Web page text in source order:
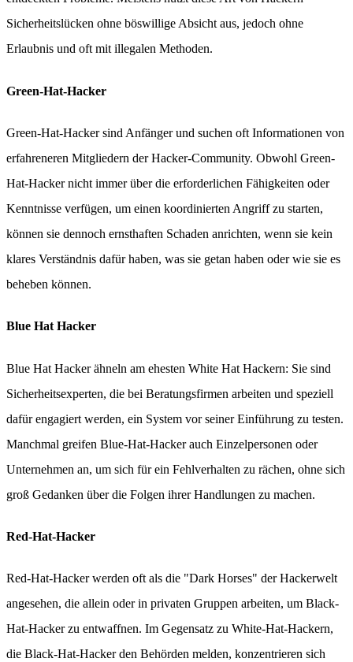
Sicherheitslücken ohne böswillige Absicht aus, jedoch ohne
Erlaubnis und oft mit illegalen Methoden.
Green-Hat-Hacker
Green-Hat-Hacker sind Anfänger und suchen oft Informationen von
erfahreneren Mitgliedern der Hacker-Community. Obwohl Green-
Hat-Hacker nicht immer über die erforderlichen Fähigkeiten oder
Kenntnisse verfügen, um einen koordinierten Angriff zu starten,
können sie dennoch ernsthaften Schaden anrichten, wenn sie kein
klares Verständnis dafür haben, was sie getan haben oder wie sie es
beheben können.
Blue Hat Hacker
Blue Hat Hacker ähneln am ehesten White Hat Hackern: Sie sind
Sicherheitsexperten, die bei Beratungsfirmen arbeiten und speziell
dafür engagiert werden, ein System vor seiner Einführung zu testen.
Manchmal greifen Blue-Hat-Hacker auch Einzelpersonen oder
Unternehmen an, um sich für ein Fehlverhalten zu rächen, ohne sich
groß Gedanken über die Folgen ihrer Handlungen zu machen.
Red-Hat-Hacker
Red-Hat-Hacker werden oft als die "Dark Horses" der Hackerwelt
angesehen, die allein oder in privaten Gruppen arbeiten, um Black-
Hat-Hacker zu entwaffnen. Im Gegensatz zu White-Hat-Hackern,
die Black-Hat-Hacker den Behörden melden, konzentrieren sich